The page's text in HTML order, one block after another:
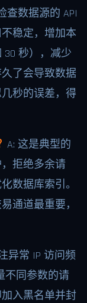
查数据源的 API
稳定，增加本
秒），减少
了会导致数据
秒的误差，得
A: 这是典型的
拒绝多余请
数据库索引。
通道最重要，
异常 IP 访问频
不同参数的请
入黑名单并封